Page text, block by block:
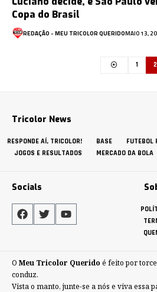
Copa do Brasil
REDAÇÃO - MEU TRICOLOR QUERIDOMAIO 13,
1 2
Tricolor News
RESPONDE AÍ, TRICOLOR! BASE
FUTEBOL
JOGOS E RESULTADOS
MERCADO DA BOLA
Socials
O Meu Tricolor Querido é feito por
conduz.
Vista o manto, junte-se a nós e viva essa